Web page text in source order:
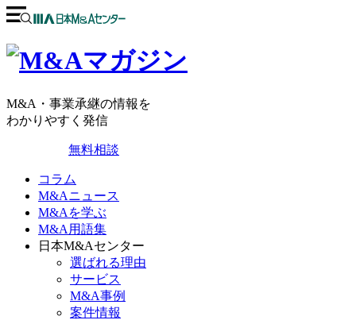
M&A・事業承継の情報を
わかりやすく発信
無料相談
コラム
M&Aニュース
M&Aを学ぶ
M&A用語集
日本M&Aセンター
選ばれる理由
サービス
M&A事例
案件情報